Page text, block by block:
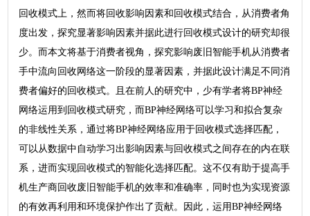
回收模式上，然而将回收影响因素和回收模式结合，从消费者角
度出发，探究显著影响因素并据此进行回收模式设计的研究却很
少。而本文将基于消费者视角，探究影响废旧智能手机从消费者
手中流向回收网络这一阶段的显著因素，并据此设计满足不同消
费者偏好的回收模式。且在前人的研究中，少有学者将BP神经
网络运用到回收模式研究，而BP神经网络可以学习和拟合复杂
的非线性关系，通过将BP神经网络应用于回收模式选择匹配，
可以从数据中自动学习出影响因素与回收模式之间存在的内在联
系，进而实现回收模式的智能化选择匹配。这不仅有助于提高手
机生产商回收废旧智能手机的效率和准确率，同时也为实现资源
的有效再利用和环境保护作出了贡献。因此，运用BP神经网络